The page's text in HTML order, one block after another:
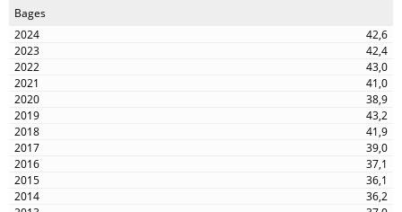
Bages
42,6
42,4
43,0
41,0
38,9
43,2
41,9
39,0
37,1
36,1
36,2